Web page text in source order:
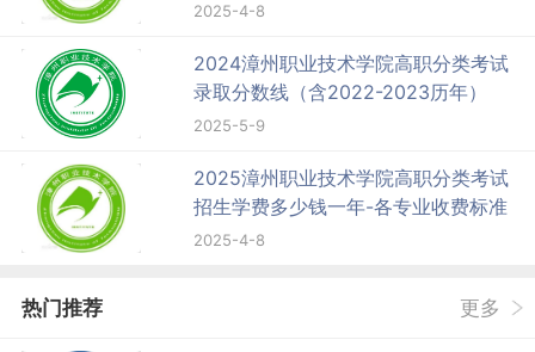
2025-4-8
2024漳州职业技术学院高职分类考试
录取分数线（含2022-2023历年）
2025-5-9
2025漳州职业技术学院高职分类考试
招生学费多少钱一年-各专业收费标准
2025-4-8
热门推荐 更多